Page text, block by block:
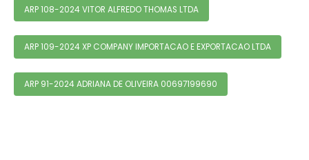
ARP 108-2024 VITOR ALFREDO THOMAS LTDA
ARP 109-2024 XP COMPANY IMPORTACAO E EXPORTACAO LTDA
ARP 91-2024 ADRIANA DE OLIVEIRA 00697199690